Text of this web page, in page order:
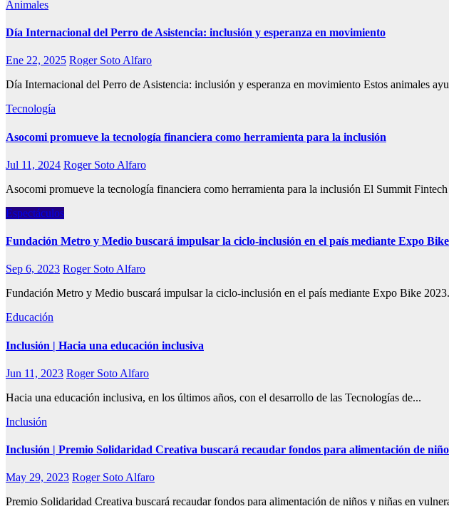
Animales
Día Internacional del Perro de Asistencia: inclusión y esperanza en movimiento
Ene 22, 2025 Roger Soto Alfaro
Día Internacional del Perro de Asistencia: inclusión y esperanza en movimiento Estos animales
Tecnología
Asocomi promueve la tecnología financiera como herramienta para la inclusión
Jul 11, 2024 Roger Soto Alfaro
Asocomi promueve la tecnología financiera como herramienta para la inclusión El Summit
Espectáculos
Fundación Metro y Medio buscará impulsar la ciclo-inclusión en el país mediante Expo
Sep 6, 2023 Roger Soto Alfaro
Fundación Metro y Medio buscará impulsar la ciclo-inclusión en el país mediante Expo Bike
Educación
Inclusión | Hacia una educación inclusiva
Jun 11, 2023 Roger Soto Alfaro
Hacia una educación inclusiva, en los últimos años, con el desarrollo de las Tecnologías de...
Inclusión
Inclusión | Premio Solidaridad Creativa buscará recaudar fondos para alimentación de
May 29, 2023 Roger Soto Alfaro
Premio Solidaridad Creativa buscará recaudar fondos para alimentación de niños y niñas en